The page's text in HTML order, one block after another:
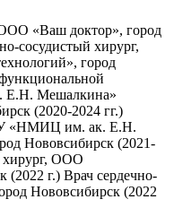
«Ваш доктор», город
сосудистый хирург,
город
Е.Н. Мешалкина»
(2020-2024 гг.)
«НМИЦ им. ак. Е.Н.
Нововсибирск (2021-
хирург, ООО
г.) Врач сердечно-
Нововсибирск (2022